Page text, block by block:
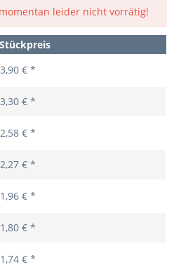
leider nicht vorrätig!
Stückpreis
3,90 € *
3,30 € *
2,58 € *
2,27 € *
1,96 € *
1,80 € *
1,74 € *